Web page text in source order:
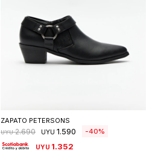
ZAPATO PETERSONS
UYU 2.690 UYU 1.590 40
UYU 1.352